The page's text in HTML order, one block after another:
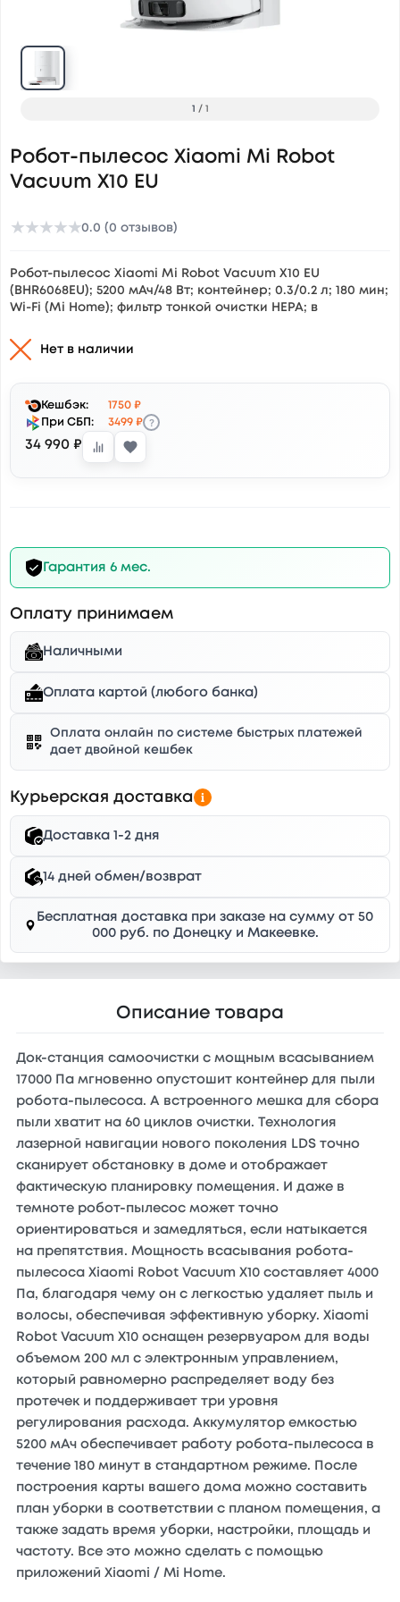
1 / 1
Робот-пылесос Xiaomi Mi Robot
Vacuum X10 EU
★★★★★0.0 (0 отзывов)
Робот-пылесос Xiaomi Mi Robot Vacuum X10 EU
(BHR6068EU); 5200 мАч/48 Вт; контейнер; 0.3/0.2 л; 180 мин;
Wi-Fi (Mi Home); фильтр тонкой очистки НЕРА; в
Нет в наличии
Кешбэк:
1750 ₽
При СБП:
3499 ₽ ?
34 990 ₽
Гарантия 6 мес.
Оплату принимаем
Наличными
Оплата картой (любого банка)
Оплата онлайн по системе быстрых платежей
дает двойной кешбек
Курьерская доставка
Доставка 1-2 дня
14 дней обмен/возврат
Бесплатная доставка при заказе на сумму от 50
000 руб. по Донецку и Макеевке.
Описание товара
Док-станция самоочистки с мощным всасыванием
17000 Па мгновенно опустошит контейнер для пыли
робота-пылесоса. А встроенного мешка для сбора
пыли хватит на 60 циклов очистки. Технология
лазерной навигации нового поколения LDS точно
сканирует обстановку в доме и отображает
фактическую планировку помещения. И даже в
темноте робот-пылесос может точно
ориентироваться и замедляться, если натыкается
на препятствия. Мощность всасывания робота-
пылесоса Xiaomi Robot Vacuum X10 составляет 4000
Па, благодаря чему он с легкостью удаляет пыль и
волосы, обеспечивая эффективную уборку. Xiaomi
Robot Vacuum X10 оснащен резервуаром для воды
объемом 200 мл с электронным управлением,
который равномерно распределяет воду без
протечек и поддерживает три уровня
регулирования расхода. Аккумулятор емкостью
5200 мАч обеспечивает работу робота-пылесоса в
течение 180 минут в стандартном режиме. После
построения карты вашего дома можно составить
план уборки в соответствии с планом помещения, а
также задать время уборки, настройки, площадь и
частоту. Все это можно сделать с помощью
приложений Xiaomi / Mi Home.